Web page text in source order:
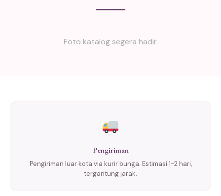
Foto katalog segera hadir.
Pengiriman
Pengiriman luar kota via kurir bunga. Estimasi 1-2 hari,
tergantung jarak.